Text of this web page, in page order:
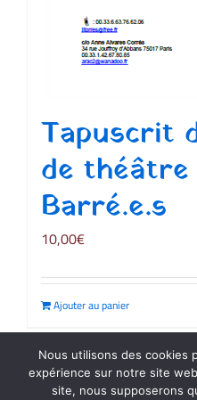
Tapuscrit
de théâtre
Barré.e.s
10,00€
Ajouter au panier
Nous utilisons des cookies
expérience sur notre site
site, nous supposerons